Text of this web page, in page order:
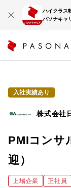
ハイクラス
パソナキャ
入社実績あり
株式会社
PMIコンサ
迎）
上場企業 正社員